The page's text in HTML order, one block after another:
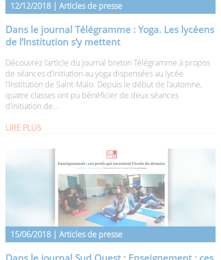
12/12/2018 | Articles de presse
Dans le journal Télégramme : Yoga. Les lycéens
de l’Institution s’y mettent
Découvrez l’article du journal breton Télégramme à propos
de séances d’initiation au yoga dispensées au lycée
l’Institution de Saint-Malo. Depuis le début de l’automne,
quatre classes ont pu bénéficier de deux séances
d’initiation de...
LIRE PLUS
15/06/2018 | Articles de presse